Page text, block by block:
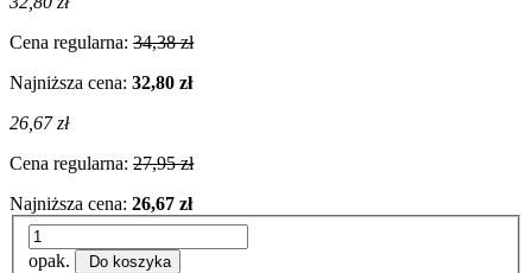
Cena regularna: 34,38 zł
Najniższa cena: 32,80 zł
26,67 zł
Cena regularna: 27,95 zł
Najniższa cena: 26,67 zł
opak. Do koszyka